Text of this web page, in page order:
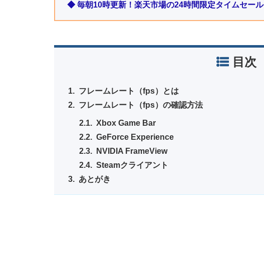
◆ 毎朝10時更新！楽天市場の24時間限定タイムセール
目次
フレームレート（fps）とは
フレームレート（fps）の確認方法
Xbox Game Bar
GeForce Experience
NVIDIA FrameView
Steamクライアント
あとがき